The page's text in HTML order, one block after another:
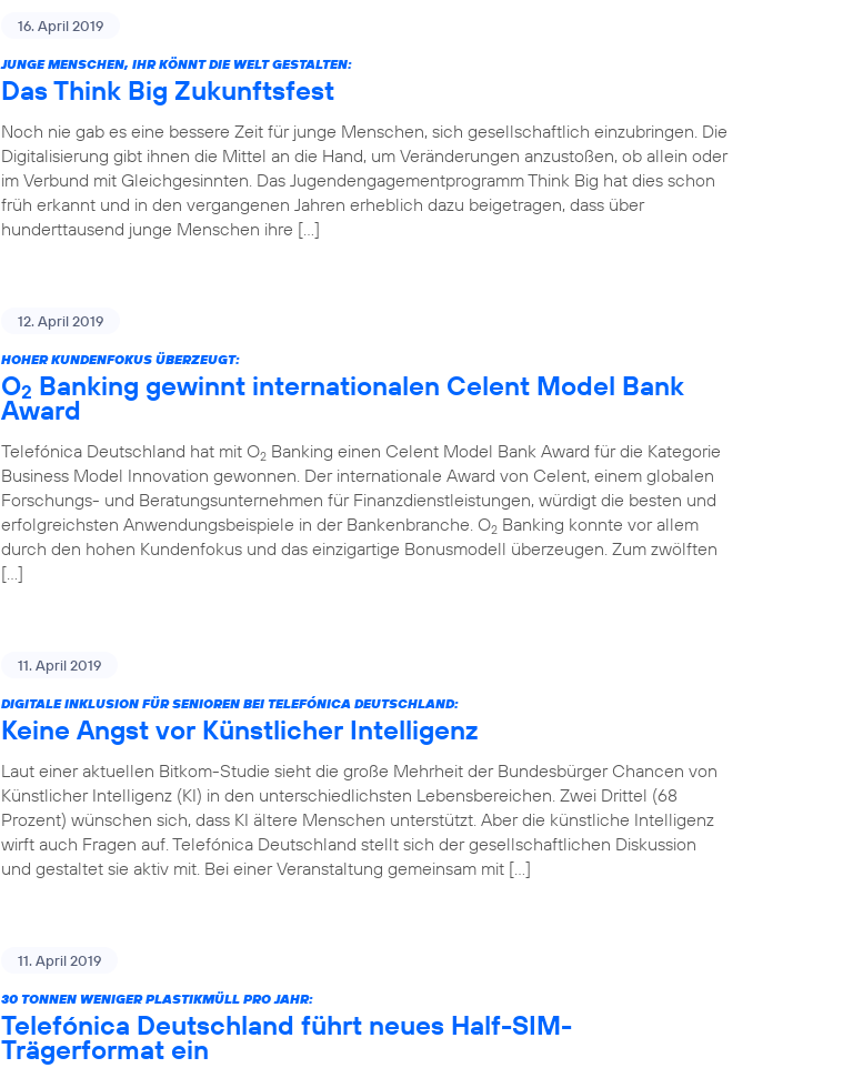
16. April 2019
JUNGE MENSCHEN, IHR KÖNNT DIE WELT GESTALTEN:
Das Think Big Zukunftsfest
Noch nie gab es eine bessere Zeit für junge Menschen, sich gesellschaftlich einzubringen. Die
Digitalisierung gibt ihnen die Mittel an die Hand, um Veränderungen anzustoßen, ob allein oder
im Verbund mit Gleichgesinnten. Das Jugendengagementprogramm Think Big hat dies schon
früh erkannt und in den vergangenen Jahren erheblich dazu beigetragen, dass über
hunderttausend junge Menschen ihre […]
12. April 2019
HOHER KUNDENFOKUS ÜBERZEUGT:
O2 Banking gewinnt internationalen Celent Model Bank
Award
Telefónica Deutschland hat mit O2 Banking einen Celent Model Bank Award für die Kategorie
Business Model Innovation gewonnen. Der internationale Award von Celent, einem globalen
Forschungs- und Beratungsunternehmen für Finanzdienstleistungen, würdigt die besten und
erfolgreichsten Anwendungsbeispiele in der Bankenbranche. O2 Banking konnte vor allem
durch den hohen Kundenfokus und das einzigartige Bonusmodell überzeugen. Zum zwölften
[…]
11. April 2019
DIGITALE INKLUSION FÜR SENIOREN BEI TELEFÓNICA DEUTSCHLAND:
Keine Angst vor Künstlicher Intelligenz
Laut einer aktuellen Bitkom-Studie sieht die große Mehrheit der Bundesbürger Chancen von
Künstlicher Intelligenz (KI) in den unterschiedlichsten Lebensbereichen. Zwei Drittel (68
Prozent) wünschen sich, dass KI ältere Menschen unterstützt. Aber die künstliche Intelligenz
wirft auch Fragen auf. Telefónica Deutschland stellt sich der gesellschaftlichen Diskussion
und gestaltet sie aktiv mit. Bei einer Veranstaltung gemeinsam mit […]
11. April 2019
30 TONNEN WENIGER PLASTIKMÜLL PRO JAHR:
Telefónica Deutschland führt neues Half-SIM-
Trägerformat ein